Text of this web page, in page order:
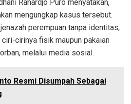
Rahardjo Puro menyatakan,
mengungkap kasus tersebut.
perempuan tanpa identitas,
cirinya fisik maupun pakaian
melalui media sosial.
Resmi Disumpah Sebagai